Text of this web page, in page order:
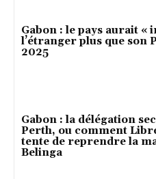
Gabon : le pays aurait «
l’étranger plus que son
2025
Gabon : la délégation
Perth, ou comment
tente de reprendre la
Belinga